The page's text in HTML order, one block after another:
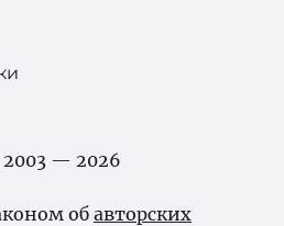
2003 — 2026
об авторских